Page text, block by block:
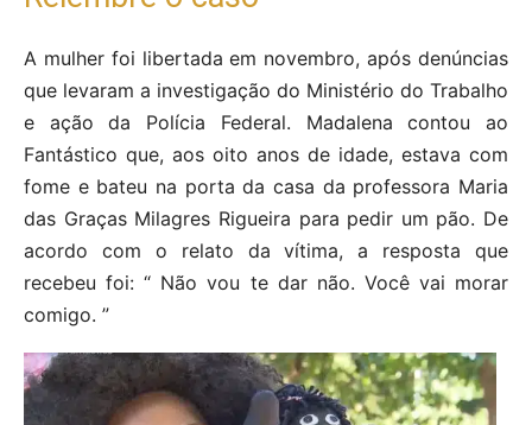
A mulher foi libertada em novembro, após denúncias
que levaram a investigação do Ministério do Trabalho
e ação da Polícia Federal. Madalena contou ao
Fantástico que, aos oito anos de idade, estava com
fome e bateu na porta da casa da professora Maria
das Graças Milagres Rigueira para pedir um pão. De
acordo com o relato da vítima, a resposta que
recebeu foi: “ Não vou te dar não. Você vai morar
comigo. ”